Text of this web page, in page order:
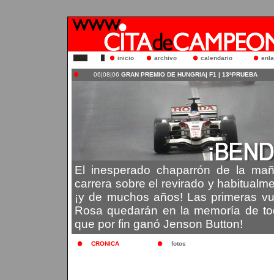
inicio archivo calendario
06|08|06 GRAN PREMIO DE HUNGRIA| F1 | 13ªPRUEBA
El inesperado chaparrón de la
carrera sobre el revirado y
¡y de muchos años! Las primeras
Rosa quedarán en la memoría de
que por fin ganó Jenson Button!
CRONICA fotos